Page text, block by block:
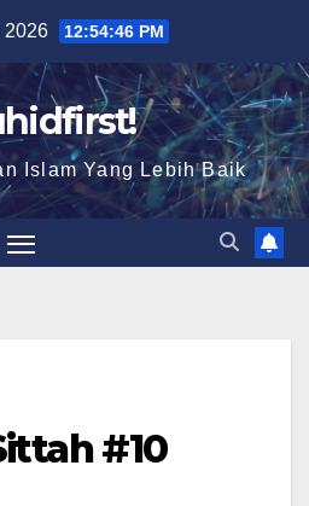
2026 12:54:47 PM
Islam Yang Lebih Baik
#10